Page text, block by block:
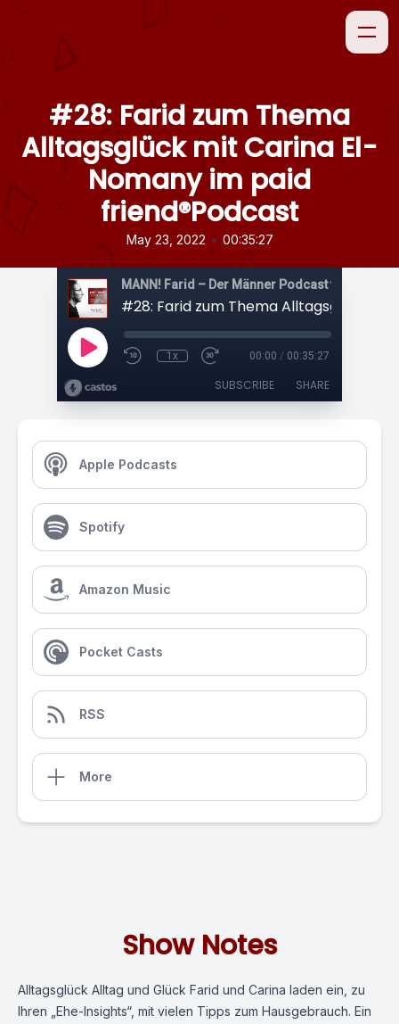
#28: Farid zum Thema
Alltagsglück mit Carina El-
Nomany im paid
friend®Podcast
May 23, 2022 • 00:35:27
1x 00:00 / 00:35:27
SUBSCRIBE SHARE
Apple Podcasts
Spotify
Amazon Music
Pocket Casts
RSS
More
Show Notes
Alltagsglück Alltag und Glück Farid und Carina laden ein, zu
Ihren „Ehe-Insights“, mit vielen Tipps zum Hausgebrauch. Ein